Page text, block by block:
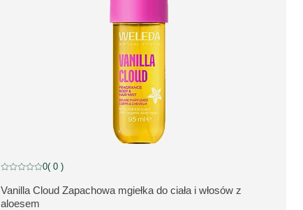
NEW
ZOBACZ PRODUKT:
Vanilla Cloud Zapachowa mgiełka do ciała i włosów z
aloesem
Current rating: 0 out of 5 stars rated by 0 customers
0( 0 )